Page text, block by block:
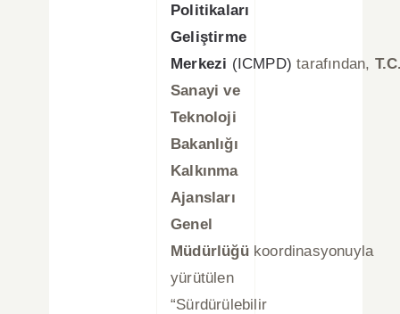
Politikaları
Geliştirme
Merkezi (ICMPD) tarafından,
Sanayi ve
Teknoloji
Bakanlığı
Kalkınma
Ajansları
Genel
Müdürlüğükoordinasyonuyla
yürütülen
“Sürdürülebilir